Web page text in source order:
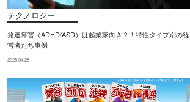
テクノロジー
発達障害（ADHD/ASD）は起業家向き？！特性タイプ別の経
営者たち事例
2025.04.28